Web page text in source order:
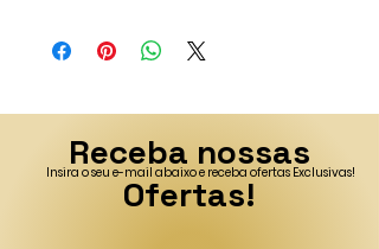
Receba nossas
Ofertas!
Insira o seu e-mail abaixo e receba ofertas Exclusivas!